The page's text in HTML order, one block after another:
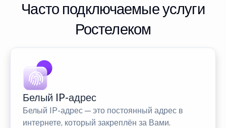
Часто подключаемые услуги
Ростелеком
Белый IP-адрес
Белый IP-адрес — это постоянный адрес в
интернете, который закреплён за Вами.